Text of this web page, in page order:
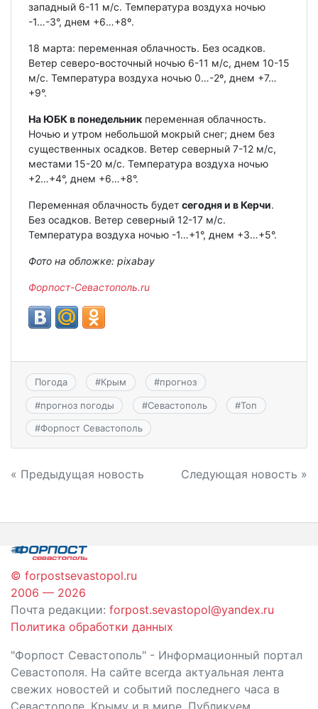
западный 6-11 м/с. Температура воздуха ночью
-1…-3°, днем +6…+8º.
18 марта: переменная облачность. Без осадков.
Ветер северо-восточный ночью 6-11 м/с, днем 10-15
м/с. Температура воздуха ночью 0…-2º, днем +7…
+9°.
На ЮБК в понедельник переменная облачность.
Ночью и утром небольшой мокрый снег; днем без
существенных осадков. Ветер северный 7-12 м/с,
местами 15-20 м/с. Температура воздуха ночью
+2…+4°, днем +6…+8°.
Переменная облачность будет сегодня и в Керчи.
Без осадков. Ветер северный 12-17 м/с.
Температура воздуха ночью -1…+1°, днем +3…+5°.
Фото на обложке: pixabay
Форпост-Севастополь.ru
Погода #Крым #прогноз
#прогноз погоды #Севастополь #Топ
#Форпост Севастополь
Навигация
записям
« Предыдущая новость Следующая новость »
© forpostsevastopol.ru
2006 — 2026
Почта редакции: forpost.sevastopol@yandex.ru
Политика обработки данных
"Форпост Севастополь" - Информационный портал
Севастополя. На сайте всегда актуальная лента
свежих новостей и событий последнего часа в